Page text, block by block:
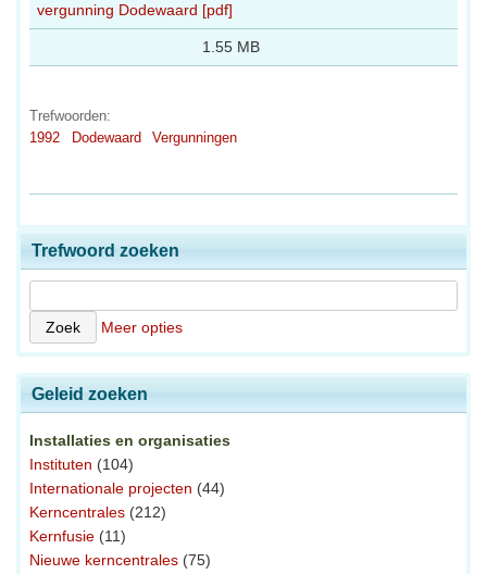
vergunning Dodewaard [pdf]
1.55 MB
Trefwoorden:
1992
Dodewaard Vergunningen
Trefwoord zoeken
Meer opties
Geleid zoeken
Installaties en organisaties
Instituten (104)
Internationale projecten (44)
Kerncentrales (212)
Kernfusie (11)
Nieuwe kerncentrales (75)